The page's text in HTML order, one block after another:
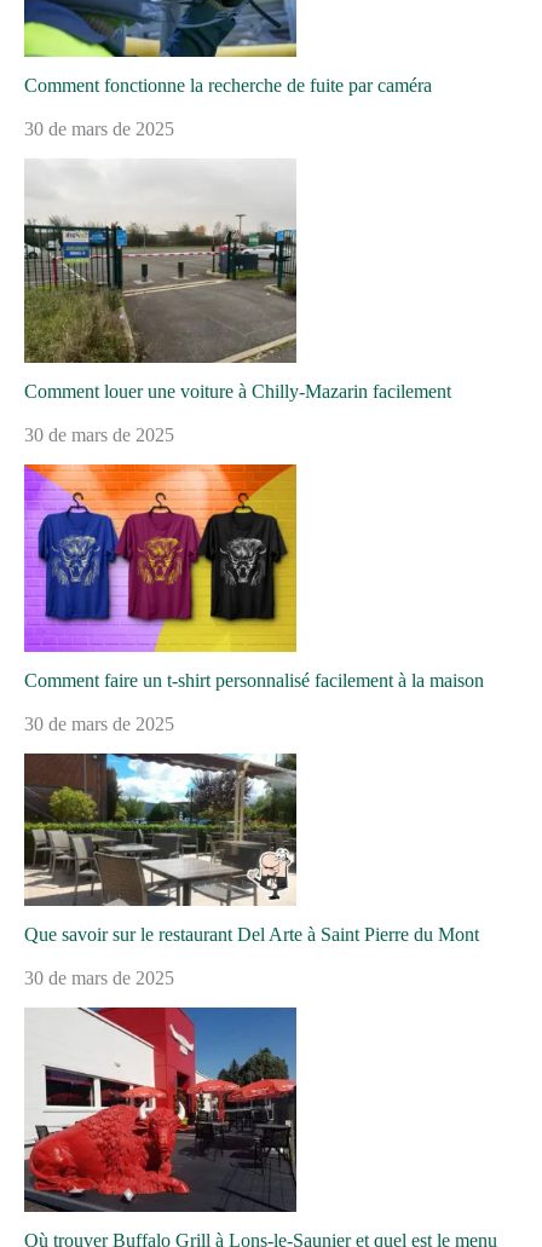
Comment fonctionne la recherche de fuite par caméra
30 de mars de 2025
Comment louer une voiture à Chilly-Mazarin facilement
30 de mars de 2025
Comment faire un t-shirt personnalisé facilement à la maison
30 de mars de 2025
Que savoir sur le restaurant Del Arte à Saint Pierre du Mont
30 de mars de 2025
Où trouver Buffalo Grill à Lons-le-Saunier et quel est le menu